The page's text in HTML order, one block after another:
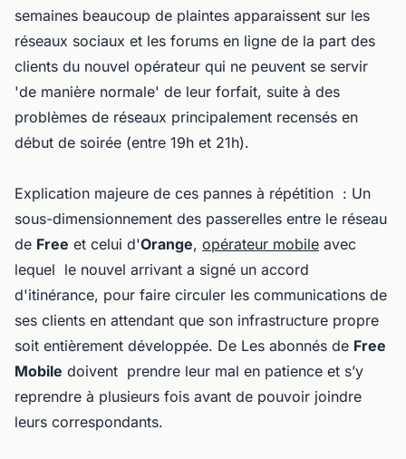
semaines beaucoup de plaintes apparaissent sur les
réseaux sociaux et les forums en ligne de la part des
clients du nouvel opérateur qui ne peuvent se servir
'de manière normale' de leur forfait, suite à des
problèmes de réseaux principalement recensés en
début de soirée (entre 19h et 21h).
Explication majeure de ces pannes à répétition : Un
sous-dimensionnement des passerelles entre le réseau
de Free et celui d'Orange, opérateur mobile avec
lequel le nouvel arrivant a signé un accord
d'itinérance, pour faire circuler les communications de
ses clients en attendant que son infrastructure propre
soit entièrement développée. De Les abonnés de Free
Mobile doivent prendre leur mal en patience et s’y
reprendre à plusieurs fois avant de pouvoir joindre
leurs correspondants.